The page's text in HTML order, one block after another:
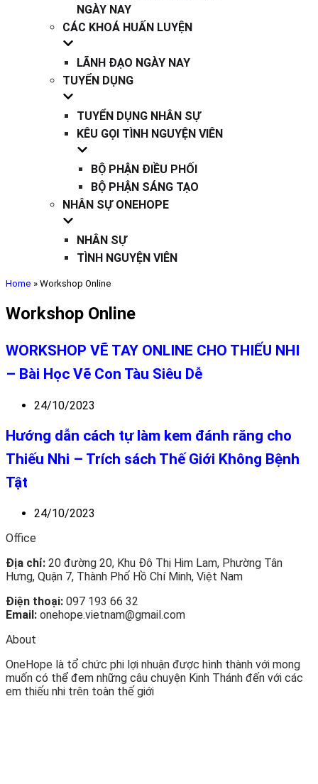
NGÀY NAY
CÁC KHOÁ HUẤN LUYỆN
LÃNH ĐẠO NGÀY NAY
TUYỂN DỤNG
TUYỂN DỤNG NHÂN SỰ
KÊU GỌI TÌNH NGUYỆN VIÊN
BỘ PHẬN ĐIỀU PHỐI
BỘ PHẬN SÁNG TẠO
NHÂN SỰ ONEHOPE
NHÂN SỰ
TÌNH NGUYỆN VIÊN
Home » Workshop Online
Workshop Online
WORKSHOP VẼ TAY ONLINE CHO THIẾU NHI
– Bài Học Vẽ Con Tàu Siêu Dễ
24/10/2023
Hướng dẫn cách tự làm kem đánh răng cho
Thiếu Nhi – Trích sách Thế Giới Không Bệnh
Tật
24/10/2023
Office
Địa chỉ: 20 đường 20, Khu Đô Thị Him Lam, Phường Tân
Hưng, Quận 7, Thành Phố Hồ Chí Minh, Việt Nam
Điện thoại: 097 193 66 32
Email: onehope.vietnam@gmail.com
About
OneHope là tổ chức phi lợi nhuận được hình thành với mong
muốn có thể đem những câu chuyện Kinh Thánh đến với các
em thiếu nhi trên toàn thế giới